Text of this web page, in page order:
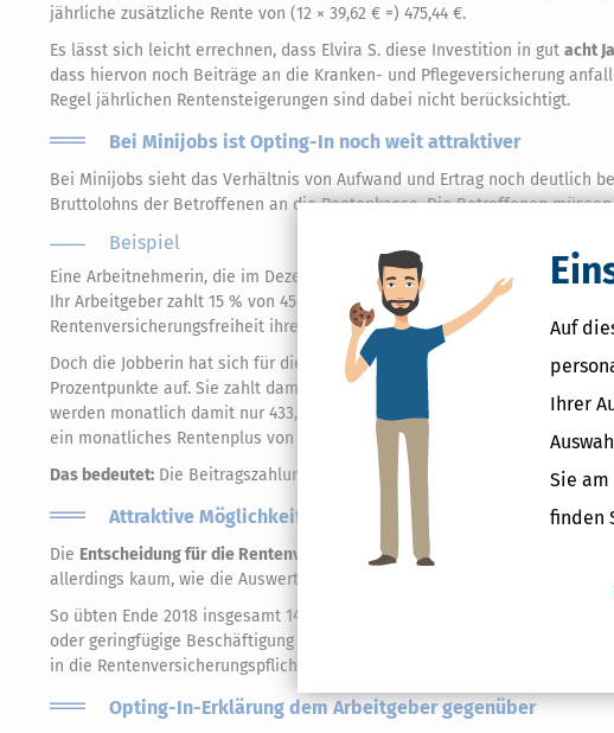
Auf
Ihrer
Sie
finden
jährliche zusätzliche Rente von (12 × 39,62 € =) 475,44 €.
Es lässt sich leicht errechnen, dass Elvira S. diese Investition in gut acht
dass hiervon noch Beiträge an die Kranken- und Pflegeversicherung
Regel jährlichen Rentensteigerungen sind dabei nicht berücksichtigt.
Bei Minijobs ist Opting-In noch weit attraktiver
Bei Minijobs sieht das Verhältnis von Aufwand und Ertrag noch deutlich
Bruttolohns der Betroffenen an die Rentenkasse. Die Betroffenen
Beispiel
Eine Arbeitnehmerin, die im Dezember 2020 ihr reguläres Rentenalter
Ihr Arbeitgeber zahlt 15 % von 450,– €, das sind 67,50 € monatlich in die
Rentenversicherungsfreiheit ihres Jobs belassen, so hätte sie selbst gar
Doch die Jobberin hat sich für die Einwahl in die
Prozentpunkte auf. Sie zahlt damit auch selbst
monatlich 16,20 €
werden monatlich damit nur 433,80 € überwiesen. 2021 zahlt sie
ein monatliches Rentenplus von 5,10 € (einschließlich des
Das bedeutet: Die Beitragszahlung amortisiert sich in diesem Fall bereits
Attraktive Möglichkeit kaum genutzt
Die Entscheidung für die Rentenversicherungspflicht
allerdings kaum, wie die Auswertungen der Deutschen
So übten Ende 2018 insgesamt 14,4 % aller Rentner unter 70 Jahren, die
oder geringfügige Beschäftigung aus. Doch nur 0,3 % aller Rentner –
in die Rentenversicherungspflicht eingewählt.
Opting-In-Erklärung dem Arbeitgeber gegenüber